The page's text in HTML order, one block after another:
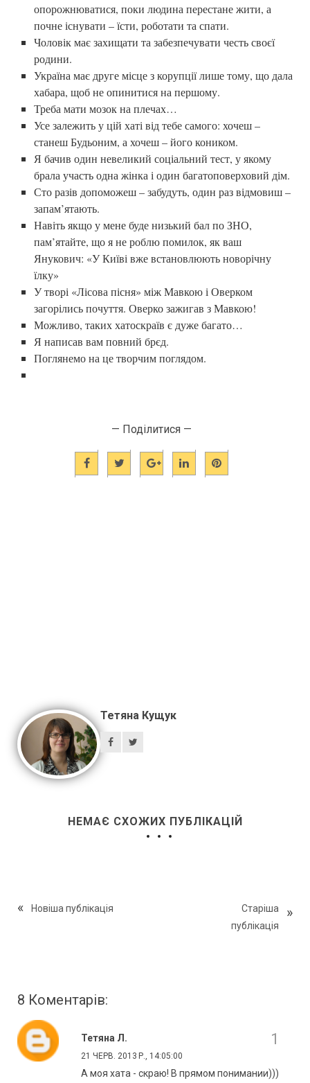
опорожнюватися, поки людина перестане жити, а
почне існувати – їсти, роботати та спати.
Чоловік має захищати та забезпечувати честь своєї
родини.
Україна має друге місце з корупції лише тому, що дала
хабара, щоб не опинитися на першому.
Треба мати мозок на плечах…
Усе залежить у цій хаті від тебе самого: хочеш –
станеш Будьоним, а хочеш – його коником.
Я бачив один невеликий соціальний тест, у якому
брала участь одна жінка і один багатоповерховий дім.
Сто разів допоможеш – забудуть, один раз відмовиш –
запам’ятають.
Навіть якщо у мене буде низький бал по ЗНО,
пам’ятайте, що я не роблю помилок, як ваш
Янукович: «У Київі вже встановлюють новорічну
їлку»
У творі «Лісова пісня» між Мавкою і Оверком
загорілись почуття. Оверко зажигав з Мавкою!
Можливо, таких хатоскраїв є дуже багато…
Я написав вам повний брєд.
Поглянемо на це творчим поглядом.
— Поділитися —
Тетяна Кущук
НЕМАЄ СХОЖИХ ПУБЛІКАЦІЙ
Новіша публікація
Старіша
публікація
8 Коментарів:
Тетяна Л.
21 ЧЕРВ. 2013 Р., 14:05:00
А моя хата - скраю! В прямом понимании)))